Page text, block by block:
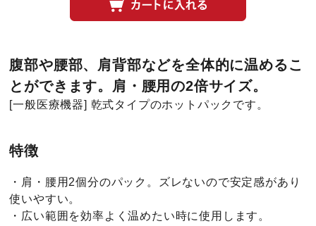
腹部や腰部、肩背部などを全体的に温めるこ
とができます。肩・腰用の2倍サイズ。
[一般医療機器] 乾式タイプのホットパックです。
特徴
・肩・腰用2個分のパック。ズレないので安定感があり
使いやすい。
・広い範囲を効率よく温めたい時に使用します。